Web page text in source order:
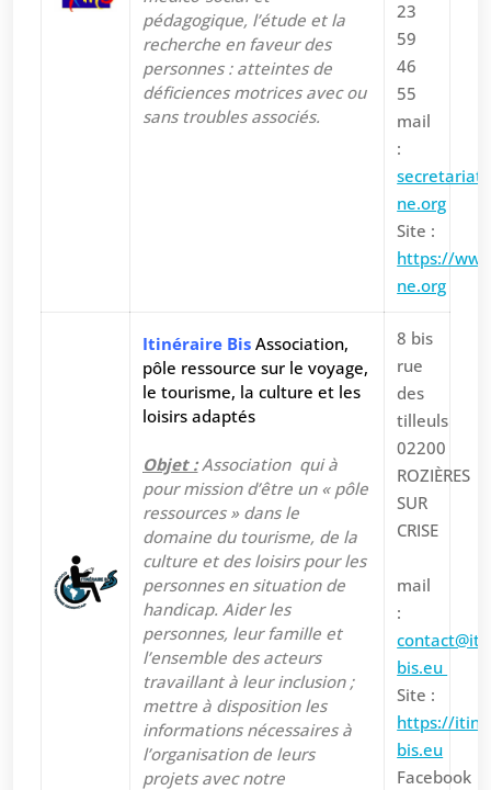
pédagogique, l’étude et la
recherche en faveur des
personnes : atteintes de
déficiences motrices avec ou
sans troubles associés.
23
59
46
55
mail
:
ne.org
Site :
https://
ne.org
Itinéraire BisAssociation,
pôle ressource sur le voyage,
le tourisme, la culture et les
loisirs adaptés
Objet :Association qui à
pour mission d’être un « pôle
ressources » dans le
domaine du tourisme, de la
culture et des loisirs pour les
personnes en situation de
handicap. Aider les
personnes, leur famille et
l’ensemble des acteurs
travaillant à leur inclusion ;
mettre à disposition les
informations nécessaires à
l’organisation de leurs
projets avec notre
8 bis
rue
des
tilleuls
02200
ROZIÈRES
SUR
CRISE
mail
:
bis.eu
Site :
https://
bis.eu
Facebook